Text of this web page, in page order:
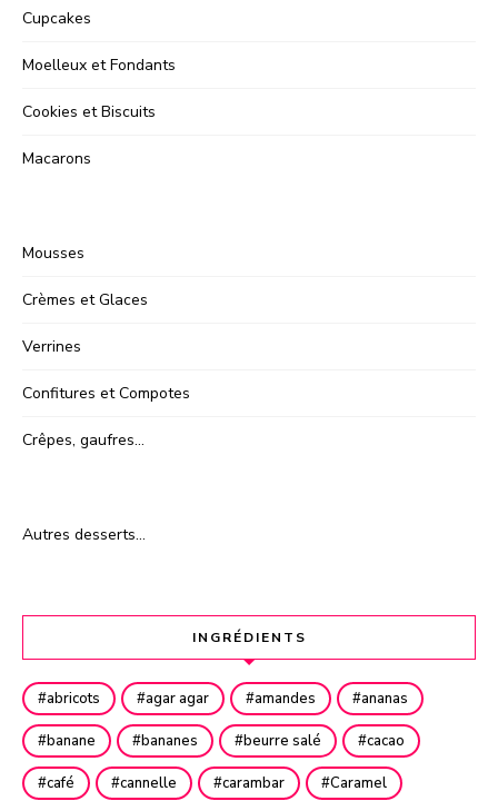
Cupcakes
Moelleux et Fondants
Cookies et Biscuits
Macarons
Mousses
Crèmes et Glaces
Verrines
Confitures et Compotes
Crêpes, gaufres…
Autres desserts…
INGRÉDIENTS
abricots agar agar amandes ananas
banane bananes beurre salé cacao
café cannelle carambar Caramel